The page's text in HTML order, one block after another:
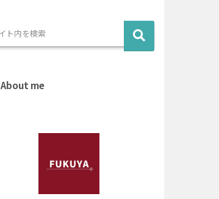
About me